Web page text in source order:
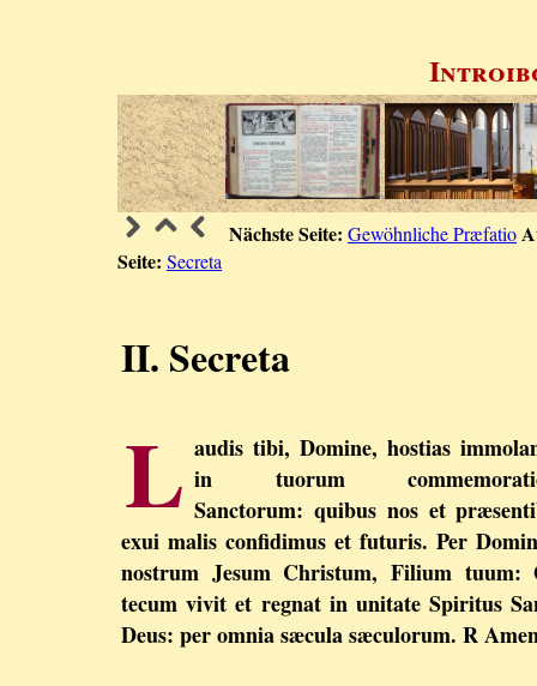
Nächste Seite: Gewöhnliche Præfatio
Seite: Secreta
II. Secreta
L audis tibi, Domine, hostias
in tuorum
Sanctorum: quibus nos et
exui malis confidimus et futuris. Per
nostrum Jesum Christum, Filium tuum:
tecum vivit et regnat in unitate Spiritus
Deus: per omnia sæcula sæculorum. R